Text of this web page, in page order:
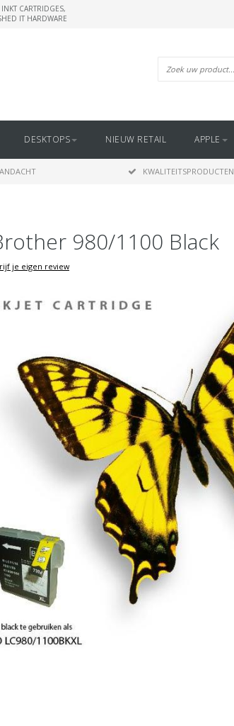
CARTRIDGES,
IT HARDWARE
DESKTOPS NIEUW RETAIL APPLE
KWALITEITSPRODUCTEN
980/1100 Black
je eigen review